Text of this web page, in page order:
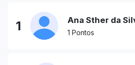
1 Ana Sther da
1 Pontos